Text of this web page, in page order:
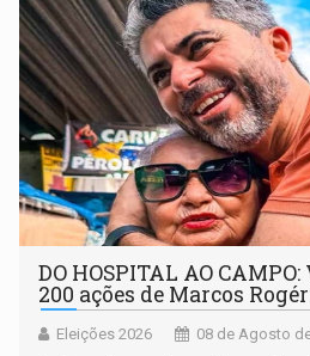
DO HOSPITAL AO
200 ações de Marcos
Eleições 2026 08 de Agosto